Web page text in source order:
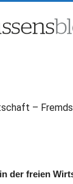
–
der freien